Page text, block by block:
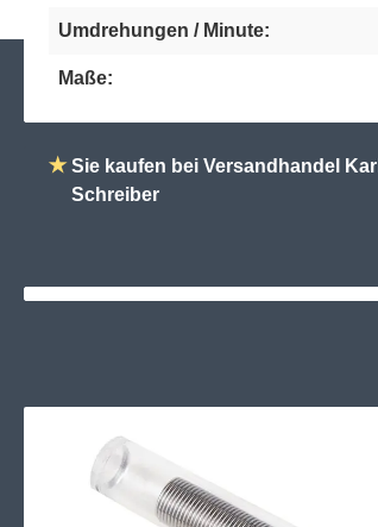
Umdrehungen / Minute:
Maße:
★Sie kaufen bei Versandhandel Karl
Schreiber